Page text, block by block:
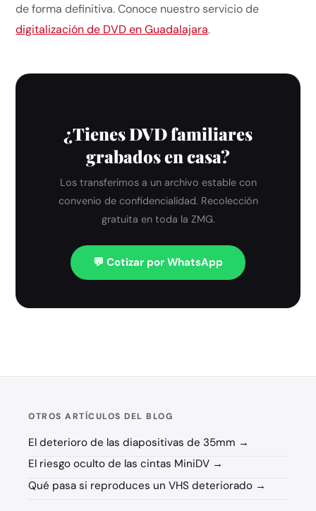
de forma definitiva. Conoce nuestro servicio de
digitalización de DVD en Guadalajara.
¿Tienes DVD familiares
grabados en casa?
Los transferimos a un archivo estable con
convenio de confidencialidad. Recolección
gratuita en toda la ZMG.
💬 Cotizar por WhatsApp
OTROS ARTÍCULOS DEL BLOG
El deterioro de las diapositivas de 35mm →
El riesgo oculto de las cintas MiniDV →
Qué pasa si reproduces un VHS deteriorado →